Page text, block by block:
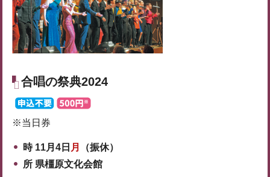
合唱の祭典2024
※当日券
時 11月4日 月
（振休）
所 県橿原文化会館